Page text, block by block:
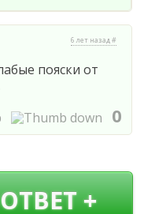
6 лет назад #
пояски от
0
+